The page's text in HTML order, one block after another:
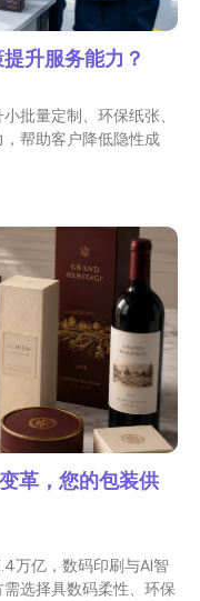
升服务能力？
批量定制、环保纸张、
帮助客户降低隐性成
革，您的包装供
万亿，数码印刷与AI智
选择具数码柔性、环保